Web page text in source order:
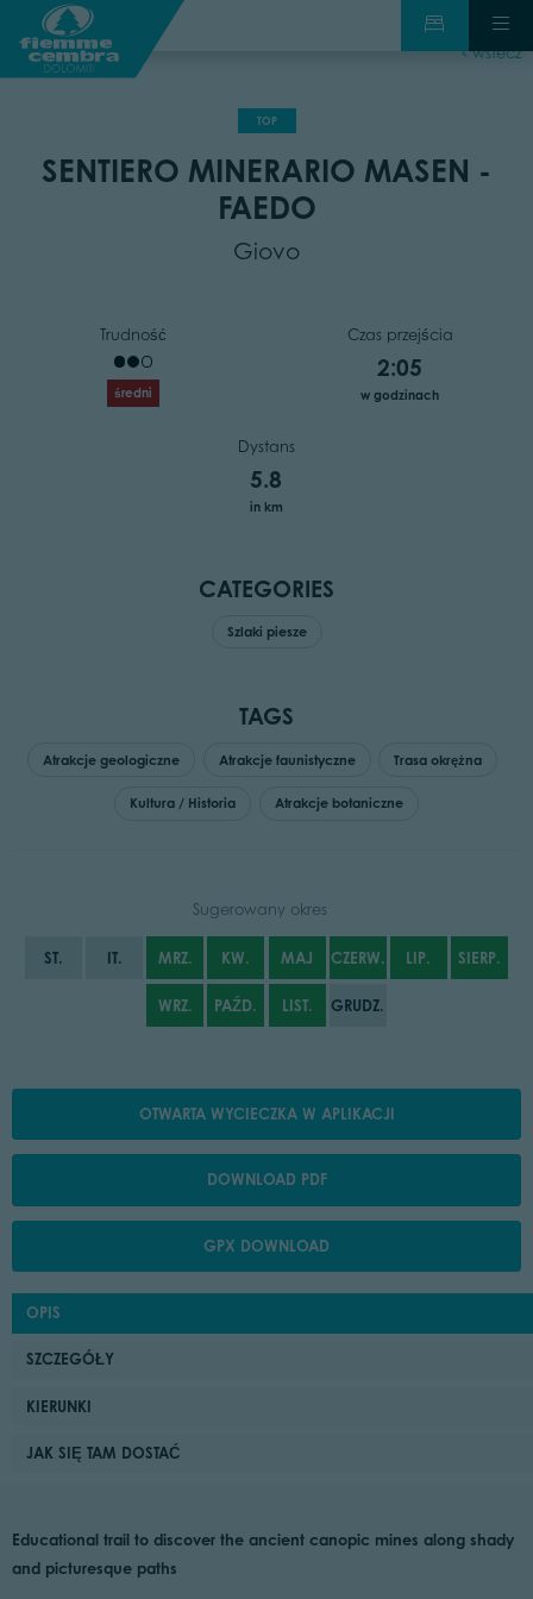
wstecz
TOP
SENTIERO MINERARIO MASEN -
FAEDO
Giovo
Trudność
średni
Czas przejścia
2:05
w godzinach
Dystans
5.8
in km
CATEGORIES
Szlaki piesze
TAGS
Atrakcje geologiczne Atrakcje faunistyczne Trasa okrężna
Kultura / Historia Atrakcje botaniczne
Sugerowany okres
ST. IT. MRZ. KW. MAJ CZERW. LIP. SIERP.
WRZ. PAŹD. LIST. GRUDZ.
OTWARTA WYCIECZKA W APLIKACJI
DOWNLOAD PDF
GPX DOWNLOAD
OPIS
SZCZEGÓŁY
KIERUNKI
JAK SIĘ TAM DOSTAĆ
Educational trail to discover the ancient canopic mines along shady
and picturesque paths